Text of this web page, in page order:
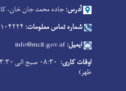
آدرس:جاده محمد جان خان،
شماره تماس معلومات:
ایمیل: info@mcit.gov.af
اوقات کاری:
ظهر)